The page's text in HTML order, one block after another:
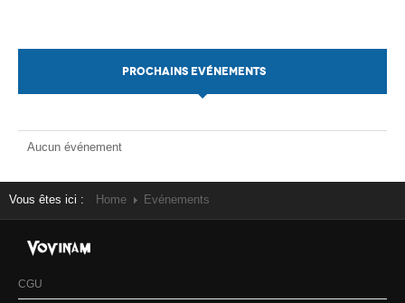
PROCHAINS EVÉNEMENTS
Aucun événement
Vous êtes ici : Home Evénements
CGU